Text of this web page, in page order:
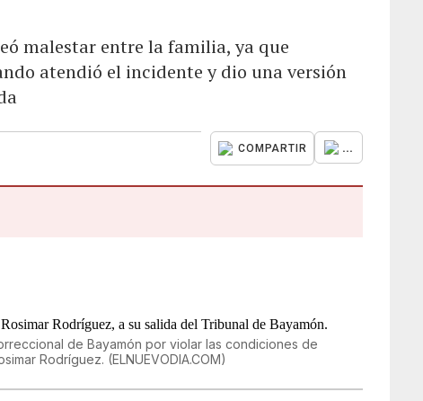
malestar entre la familia, ya que
atendió el incidente y dio una versión
COMPARTIR ...
de Bayamón por violar las condiciones de
Rodríguez. (ELNUEVODIA.COM)